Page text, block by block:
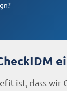
ist, dass wir